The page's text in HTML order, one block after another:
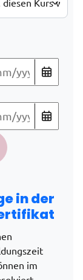
im
in der
im